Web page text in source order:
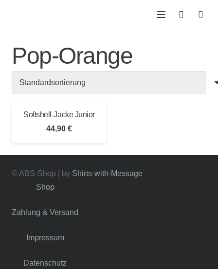
Pop-Orange
Softshell-Jacke Junior
44,90 €
© ABS-Shop | by Shirts-with-Message
Shop
Zahlung & Versand
Impressum
Datenschutz